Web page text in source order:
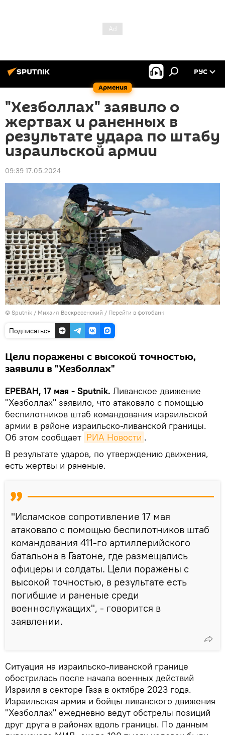
Армения
РУС
"Хезболлах" заявило о
жертвах и раненных в
результате удара по штабу
израильской армии
09:39 17.05.2024
© Sputnik / Михаил Воскресенский / Перейти в фотобанк
Подписаться
Цели поражены с высокой точностью,
заявили в "Хезболлах"
ЕРЕВАН, 17 мая - Sputnik. Ливанское движение
"Хезболлах" заявило, что атаковало с помощью
беспилотников штаб командования израильской
армии в районе израильско-ливанской границы․
Об этом сообщает РИА Новости .
В результате ударов, по утверждению движения,
есть жертвы и раненые.
"Исламское сопротивление 17 мая
атаковало с помощью беспилотников штаб
командования 411-го артиллерийского
батальона в Гаатоне, где размещались
офицеры и солдаты. Цели поражены с
высокой точностью, в результате есть
погибшие и раненые среди
военнослужащих", - говорится в
заявлении.
Ситуация на израильско-ливанской границе
обострилась после начала военных действий
Израиля в секторе Газа в октябре 2023 года.
Израильская армия и бойцы ливанского движения
"Хезболлах" ежедневно ведут обстрелы позиций
друг друга в районах вдоль границы. По данным